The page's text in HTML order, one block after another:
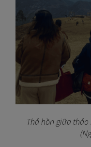
Thả hồn giữa